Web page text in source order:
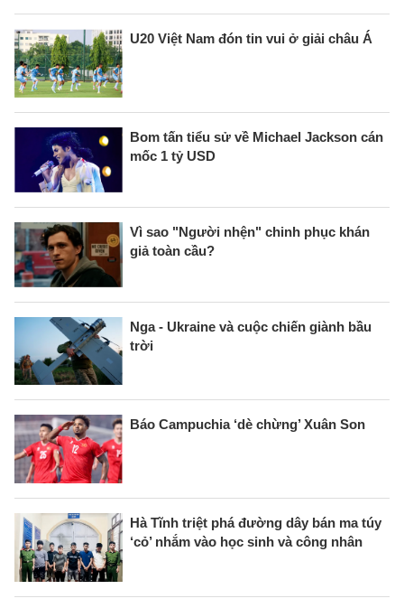
U20 Việt Nam đón tin vui ở giải châu Á
Bom tấn tiểu sử về Michael Jackson cán
mốc 1 tỷ USD
Vì sao "Người nhện" chinh phục khán
giả toàn cầu?
Nga - Ukraine và cuộc chiến giành bầu
trời
Báo Campuchia ‘dè chừng’ Xuân Son
Hà Tĩnh triệt phá đường dây bán ma túy
‘cỏ’ nhắm vào học sinh và công nhân